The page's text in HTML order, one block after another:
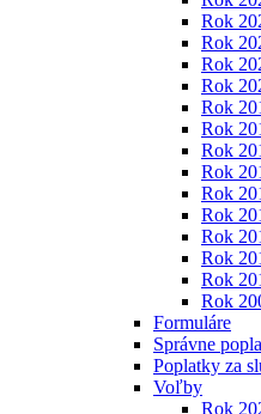
Rok
Rok
Rok
Rok
Rok
Rok
Rok
Rok
Rok
Rok
Rok
Rok
Rok
Rok
Formuláre
Správne
Poplatky za
Voľby
Rok